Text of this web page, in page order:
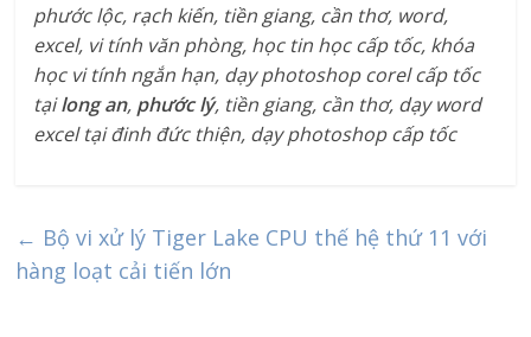
phước lộc, rạch kiến, tiền giang, cần thơ, word,
excel, vi tính văn phòng, học tin học cấp tốc, khóa
học vi tính ngắn hạn, dạy photoshop corel cấp tốc
tạilong an, phước lý, tiền giang, cần thơ, dạy word
excel tại đinh đức thiện, dạy photoshop cấp tốc
← Bộ vi xử lý Tiger Lake CPU thế hệ thứ 11 với
hàng loạt cải tiến lớn